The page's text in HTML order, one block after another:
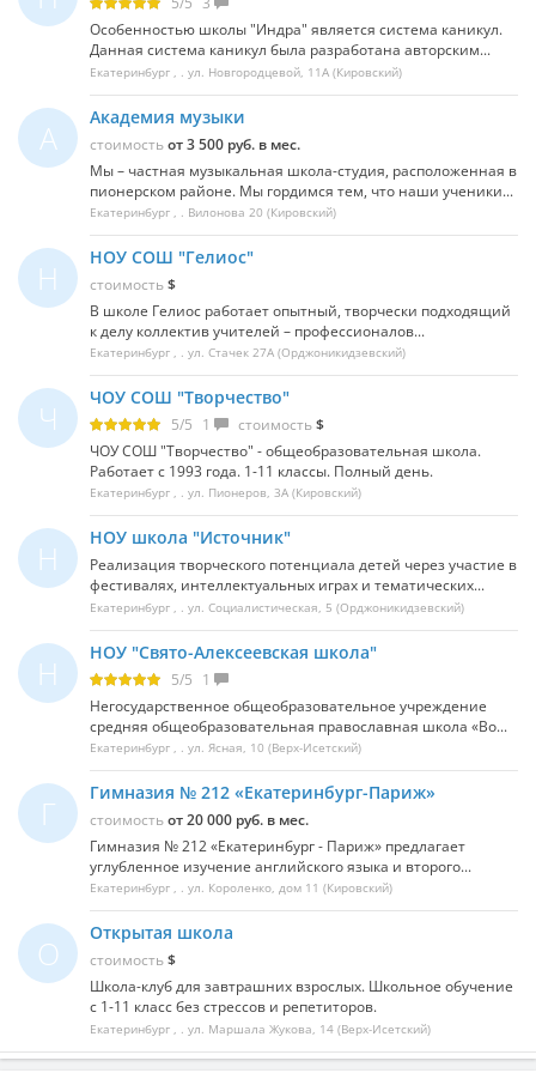
Особенностью школы "Индра" является система каникул.
Данная система каникул была разработана авторским...
Екатеринбург ул. Новгородцевой, 11А (Кировский)
А
Академия музыки
стоимостьот 3 500 руб. в мес.
Мы – частная музыкальная школа-студия, расположенная в
пионерском районе. Мы гордимся тем, что наши ученики...
Екатеринбург , . Вилонова 20 (Кировский)
Н
НОУ СОШ "Гелиос"
стоимость$
В школе Гелиос работает опытный, творчески подходящий
к делу коллектив учителей – профессионалов...
Екатеринбург , . ул. Стачек 27А (Орджоникидзевский)
Ч
ЧОУ СОШ "Творчество"
5/5 1 стоимость$
ЧОУ СОШ "Творчество" - общеобразовательная школа.
Работает с 1993 года. 1-11 классы. Полный день.
Екатеринбург , . ул. Пионеров, 3А (Кировский)
Н
НОУ школа "Источник"
Реализация творческого потенциала детей через участие в
фестивалях, интеллектуальных играх и тематических...
Екатеринбург ул. Социалистическая, 5 (Орджоникидзевский)
Н
НОУ "Свято-Алексеевская школа"
5/5 1
Негосударственное общеобразовательное учреждение
средняя общеобразовательная православная школа «Во...
Екатеринбург , . ул. Ясная, 10 (Верх-Исетский)
Г
Гимназия № 212 «Екатеринбург-Париж»
стоимостьот 20 000 руб. в мес.
Гимназия № 212 «Екатеринбург - Париж» предлагает
углубленное изучение английского языка и второго...
Екатеринбург , . ул. Короленко, дом 11 (Кировский)
О
Открытая школа
стоимость$
Школа-клуб для завтрашних взрослых. Школьное обучение
с 1-11 класс без стрессов и репетиторов.
Екатеринбург ул. Маршала Жукова, 14 (Верх-Исетский)